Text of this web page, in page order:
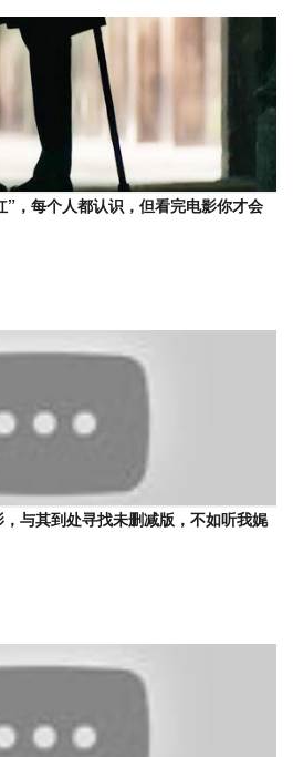
”，每个人都认识，但看完电影你才会
，与其到处寻找未删减版，不如听我娓